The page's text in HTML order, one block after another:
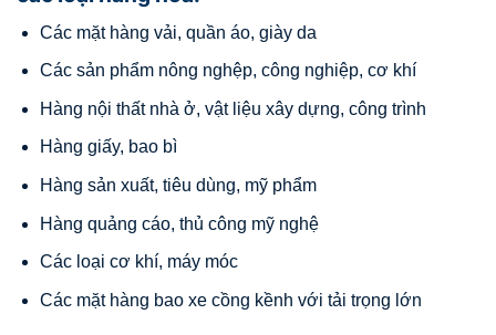
Các mặt hàng vải, quần áo, giày da
Các sản phẩm nông nghệp, công nghiệp, cơ khí
Hàng nội thất nhà ở, vật liệu xây dựng, công trình
Hàng giấy, bao bì
Hàng sản xuất, tiêu dùng, mỹ phẩm
Hàng quảng cáo, thủ công mỹ nghệ
Các loại cơ khí, máy móc
Các mặt hàng bao xe cồng kềnh với tải trọng lớn